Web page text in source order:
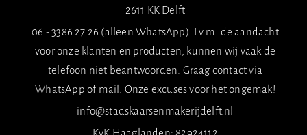
2611 KK Delft
06 - 3386 27 26 (alleen WhatsApp). I.v.m. de aandacht
voor onze klanten en producten, kunnen wij vaak de
telefoon niet beantwoorden. Graag contact via
WhatsApp of mail. Onze excuses voor het ongemak!
info@stadskaarsenmakerijdelft.nl
KvK Haaglanden: 82924112